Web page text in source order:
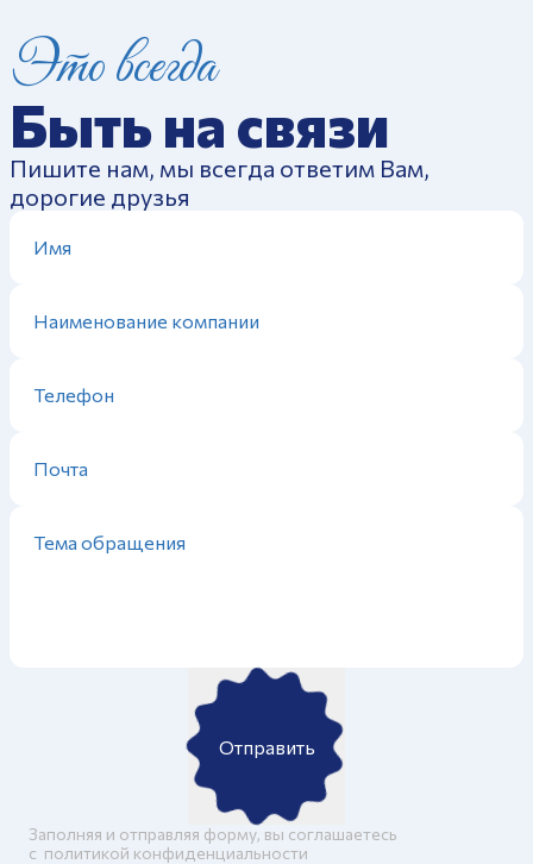
Это всегда
Быть на связи
Пишите нам, мы всегда ответим Вам,
дорогие друзья
Отправить
Заполняя и отправляя форму, вы соглашаетесь
c политикой конфиденциальности